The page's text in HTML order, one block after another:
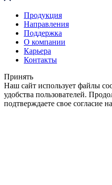
Продукция
Направления
Поддержка
О компании
Карьера
Контакты
Принять
Наш сайт использует файлы
удобства пользователей.
подтверждаете свое согласие